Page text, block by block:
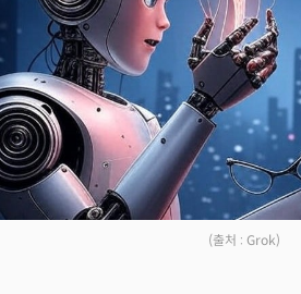
(출처 : Grok)